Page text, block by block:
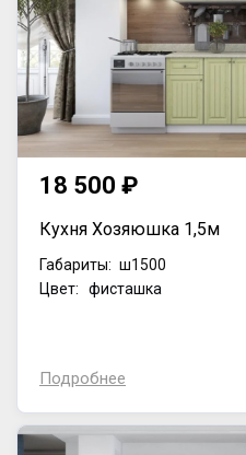
18 500 ₽
Кухня Хозяюшка 1,5м
Габариты: ш1500
Цвет: фисташка
Подробнее